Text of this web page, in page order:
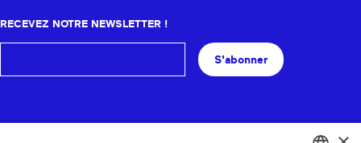
RECEVEZ NOTRE NEWSLETTER !
S'abonner